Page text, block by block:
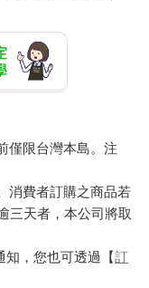
僅限台灣本島。注
消費者訂購之商品若
三天者，本公司將取
知，您也可透過【訂